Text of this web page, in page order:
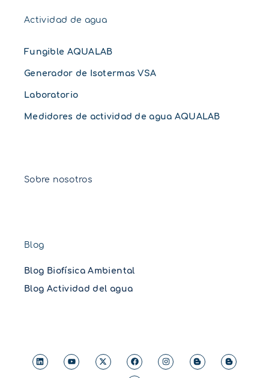
Actividad de agua
Fungible AQUALAB
Generador de Isotermas VSA
Laboratorio
Medidores de actividad de agua AQUALAB
Sobre nosotros
Blog
Blog Biofísica Ambiental
Blog Actividad del agua